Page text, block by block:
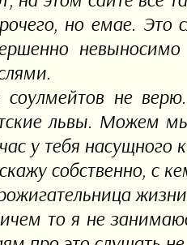
но емае. Это
не
львы. Можем
у тебя насущного
собственно, с
то я не